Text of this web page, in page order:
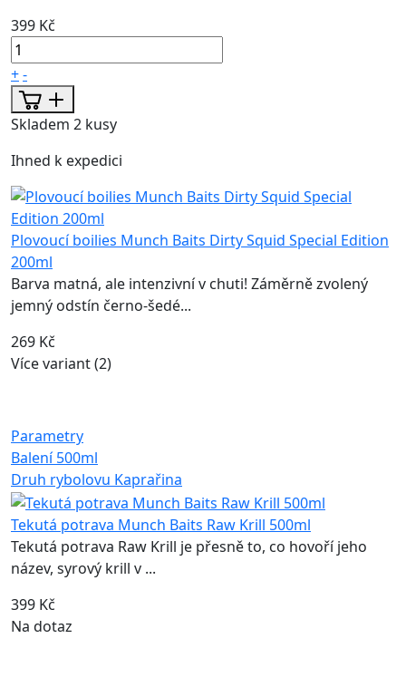
399 Kč
+-
Skladem 2 kusy
Ihned k expedici
Plovoucí boilies Munch Baits Dirty Squid Special Edition
200ml
Barva matná, ale intenzivní v chuti! Záměrně zvolený
jemný odstín černo-šedé...
269 Kč
Více variant (2)
Parametry
Balení 500ml
Druh rybolovu Kaprařina
Tekutá potrava Munch Baits Raw Krill 500ml
Tekutá potrava Raw Krill je přesně to, co hovoří jeho
název, syrový krill v ...
399 Kč
Na dotaz